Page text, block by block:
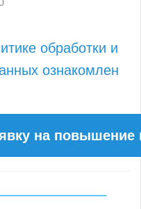
обработки и
ознакомлен